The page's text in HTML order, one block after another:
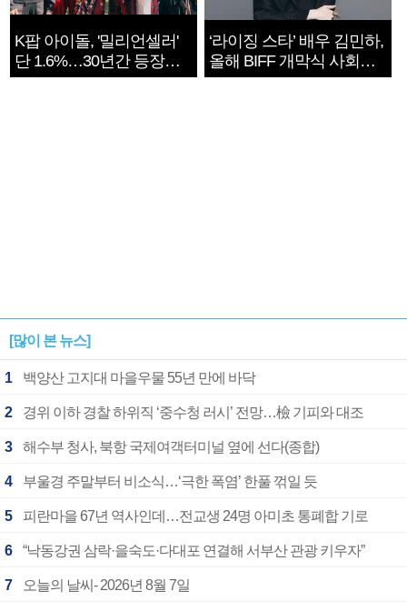
K팝 아이돌, '밀리언셀러'
단 1.6%…30년간 등장
1182개팀 전수조사
‘라이징 스타’ 배우 김민하,
올해 BIFF 개막식 사회자
확정
[많이 본 뉴스]
1 백양산 고지대 마을우물 55년 만에 바닥
2 경위 이하 경찰 하위직 ‘중수청 러시’ 전망…檢 기피와 대조
3 해수부 청사, 북항 국제여객터미널 옆에 선다(종합)
4 부울경 주말부터 비소식…‘극한 폭염’ 한풀 꺾일 듯
5 피란마을 67년 역사인데…전교생 24명 아미초 통폐합 기로
6 “낙동강권 삼락·을숙도·다대포 연결해 서부산 관광 키우자”
7 오늘의 날씨- 2026년 8월 7일